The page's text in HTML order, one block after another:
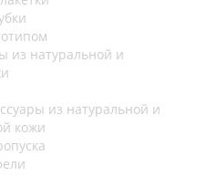
из натуральной и
из натуральной и
кожи